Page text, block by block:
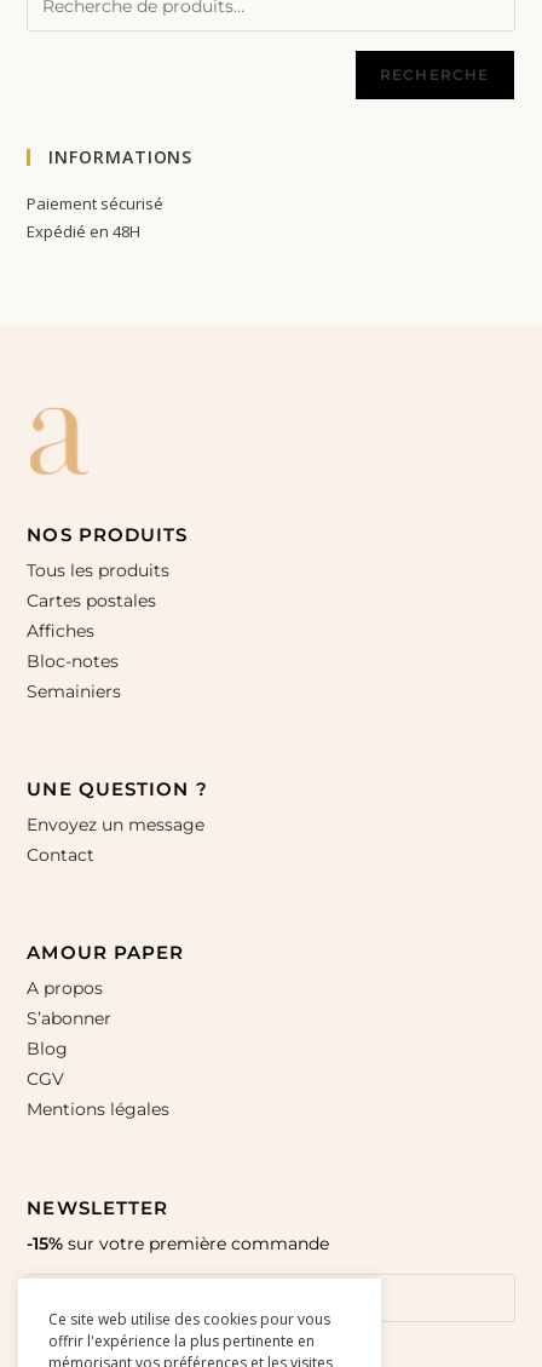
RECHERCHE
INFORMATIONS
Paiement sécurisé
Expédié en 48H
NOS PRODUITS
Tous les produits
Cartes postales
Affiches
Bloc-notes
Semainiers
UNE QUESTION ?
Envoyez un message
Contact
AMOUR PAPER
A propos
S’abonner
Blog
CGV
Mentions légales
NEWSLETTER
-15% sur votre première commande
Ce site web utilise des cookies pour vous
offrir l'expérience la plus pertinente en
mémorisant vos préférences et les visites